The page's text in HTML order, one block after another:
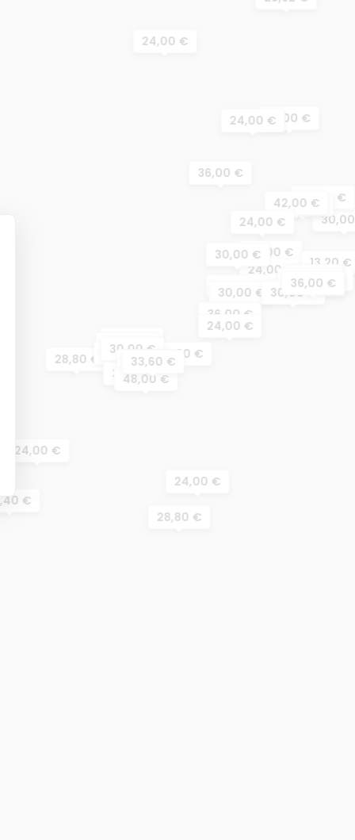
42,00 €
34,80 €
24,00 €
30,00 €
24,00 €
26,40 €
24,00 €
30,00 €
36,00 €
24,00 €
28,80 €
24,00 €
38,40 € 31,20 €
30,00 €
36,00 €
19,20 €
48,00 €
33,60 €
24,00 €
18,00 €
24,00 €
30,00 €
36,00 €
13,20 €
42,00 €
25,20 €
€
31,20 €
30,00 €
30,00 €
36,00 €
24,00 €
30,00 €
28,80 €
36,00 €